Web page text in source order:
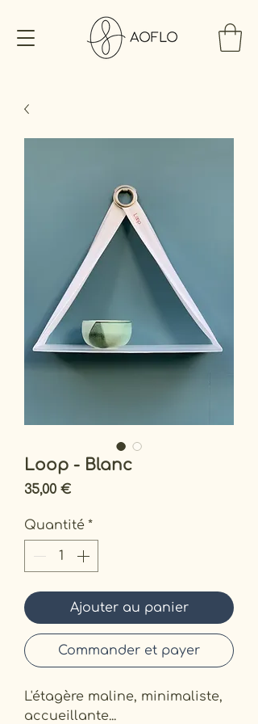
Loop - Blanc
35,00 €Prix
Quantité *
Ajouter au panier
Commander et payer
L'étagère maline, minimaliste,
accueillante...